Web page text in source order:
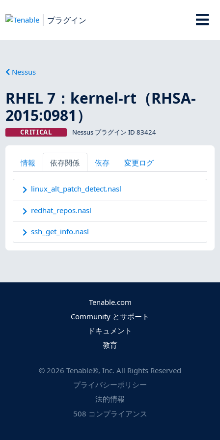
プラグイン
Nessus
RHEL 7：kernel-rt（RHSA-
2015:0981）
CRITICAL Nessus プラグイン ID 83424
情報 依存関係 依存 変更ログ
linux_alt_patch_detect.nasl
redhat_repos.nasl
ssh_get_info.nasl
Tenable.com
Community とサポート
ドキュメント
教育
© 2026 Tenable®, Inc. All Rights Reserved
プライバシーポリシー
法的情報
508 コンプライアンス